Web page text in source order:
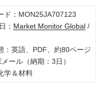
ド：MON25JA707123
： Market Monitor Global/
：英語、PDF、約80ページ
ール（納期：3日）
学＆材料